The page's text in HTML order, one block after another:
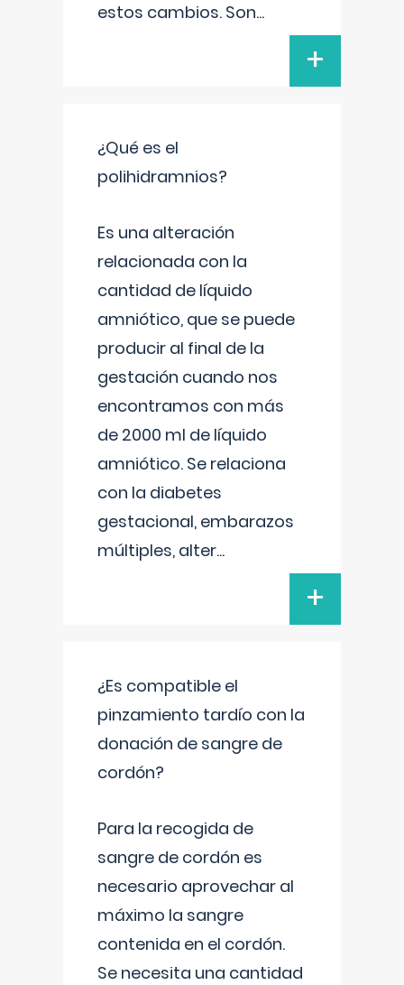
estos cambios. Son...
+
¿Qué es el
polihidramnios?
Es una alteración
relacionada con la
cantidad de líquido
amniótico, que se puede
producir al final de la
gestación cuando nos
encontramos con más
de 2000 ml de líquido
amniótico. Se relaciona
con la diabetes
gestacional, embarazos
múltiples, alter...
+
¿Es compatible el
pinzamiento tardío con la
donación de sangre de
cordón?
Para la recogida de
sangre de cordón es
necesario aprovechar al
máximo la sangre
contenida en el cordón.
Se necesita una cantidad